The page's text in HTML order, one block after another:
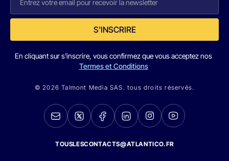
S'INSCRIRE
En cliquant sur s'inscrire, vous confirmez que vous acceptez nos
Termes et Conditions
© 2026 Talmont Media SAS. tous droits réservés.
TOUSLESCONTACTS@ATLANTICO.FR